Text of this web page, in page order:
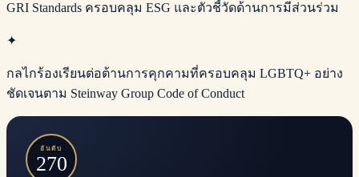
GRI Standards ครอบคลุม ESG และตัวชี้วัดด้านการมีส่วนร่วม
✦
กลไกร้องเรียนต่อต้านการคุกคามที่ครอบคลุม LGBTQ+ อย่าง
ชัดเจนตาม Steinway Group Code of Conduct
อันดับ
270